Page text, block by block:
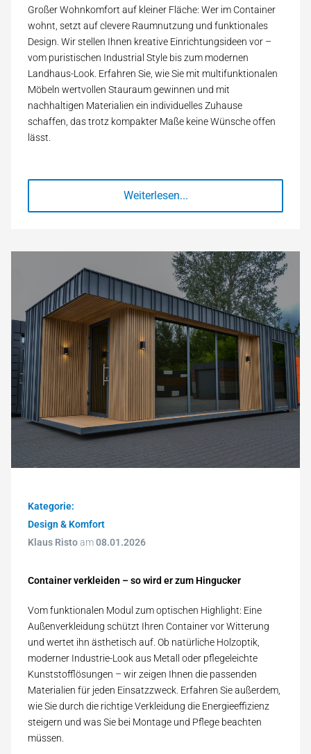
Großer Wohnkomfort auf kleiner Fläche: Wer im Container
wohnt, setzt auf clevere Raumnutzung und funktionales
Design. Wir stellen Ihnen kreative Einrichtungsideen vor –
vom puristischen Industrial Style bis zum modernen
Landhaus-Look. Erfahren Sie, wie Sie mit multifunktionalen
Möbeln wertvollen Stauraum gewinnen und mit
nachhaltigen Materialien ein individuelles Zuhause
schaffen, das trotz kompakter Maße keine Wünsche offen
lässt.
Weiterlesen...
Kategorie:
Design & Komfort
Klaus Ristoam08.01.2026
Container verkleiden – so wird er zum Hingucker
Vom funktionalen Modul zum optischen Highlight: Eine
Außenverkleidung schützt Ihren Container vor Witterung
und wertet ihn ästhetisch auf. Ob natürliche Holzoptik,
moderner Industrie-Look aus Metall oder pflegeleichte
Kunststofflösungen – wir zeigen Ihnen die passenden
Materialien für jeden Einsatzzweck. Erfahren Sie außerdem,
wie Sie durch die richtige Verkleidung die Energieeffizienz
steigern und was Sie bei Montage und Pflege beachten
müssen.